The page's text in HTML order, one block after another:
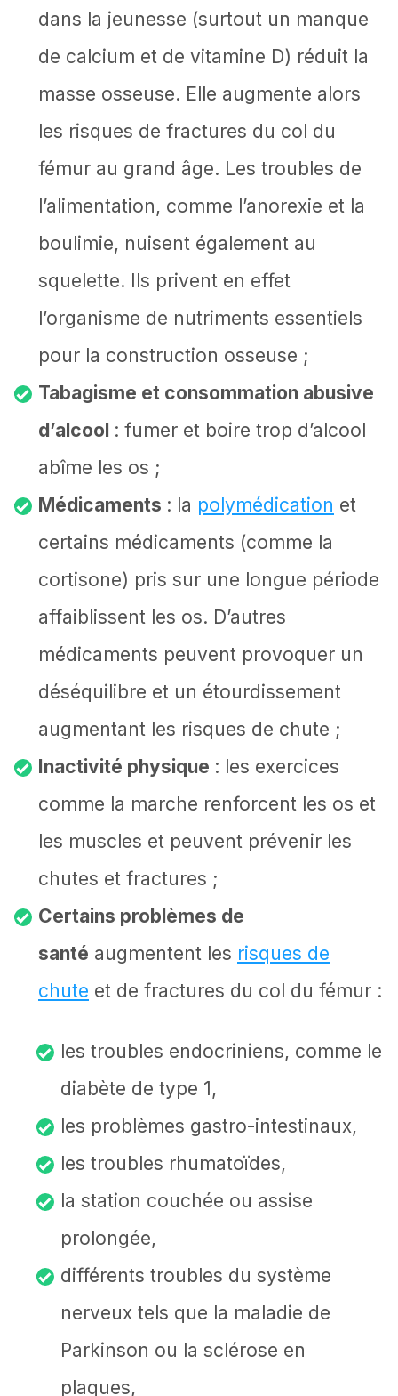
dans la jeunesse (surtout un manque
de calcium et de vitamine D) réduit la
masse osseuse. Elle augmente alors
les risques de fractures du col du
fémur au grand âge. Les troubles de
l’alimentation, comme l’anorexie et la
boulimie, nuisent également au
squelette. Ils privent en effet
l’organisme de nutriments essentiels
pour la construction osseuse ;
Tabagisme et consommation abusive
d’alcool : fumer et boire trop d’alcool
abîme les os ;
Médicaments : la polymédication et
certains médicaments (comme la
cortisone) pris sur une longue période
affaiblissent les os. D’autres
médicaments peuvent provoquer un
déséquilibre et un étourdissement
augmentant les risques de chute ;
Inactivité physique : les exercices
comme la marche renforcent les os et
les muscles et peuvent prévenir les
chutes et fractures ;
Certains problèmes de
santé augmentent les risques de
chute et de fractures du col du fémur :
les troubles endocriniens, comme le
diabète de type 1,
les problèmes gastro-intestinaux,
les troubles rhumatoïdes,
la station couchée ou assise
prolongée,
différents troubles du système
nerveux tels que la maladie de
Parkinson ou la sclérose en
plaques,